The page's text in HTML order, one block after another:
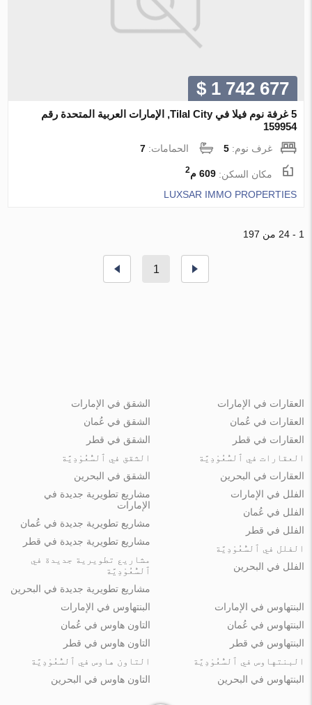
$ 1 742 677
5 غرفة نوم فيلا في Tilal City, الإمارات العربية المتحدة رقم
159954
غرف نوم:5 الحمامات:7
مكان السكن:609 م 2
LUXSAR IMMO PROPERTIES
1 - 24 من 197
1
العقارات في الإمارات
العقارات في عُمان
العقارات في قطر
العقارات في ٱلسُّعُوْدِيَّة
العقارات في البحرين
الشقق في الإمارات
الشقق في عُمان
الشقق في قطر
الشقق في ٱلسُّعُوْدِيَّة
الشقق في البحرين
الفلل في الإمارات
الفلل في عُمان
الفلل في قطر
الفلل في ٱلسُّعُوْدِيَّة
الفلل في البحرين
مشاريع تطويرية جديدة في
الإمارات
مشاريع تطويرية جديدة في عُمان
مشاريع تطويرية جديدة في قطر
مشاريع تطويرية جديدة في
ٱلسُّعُوْدِيَّة
مشاريع تطويرية جديدة في البحرين
البنتهاوس في الإمارات
البنتهاوس في عُمان
البنتهاوس في قطر
البنتهاوس في ٱلسُّعُوْدِيَّة
البنتهاوس في البحرين
البنتهاوس في الإمارات
التاون هاوس في عُمان
التاون هاوس في قطر
التاون هاوس في ٱلسُّعُوْدِيَّة
التاون هاوس في البحرين